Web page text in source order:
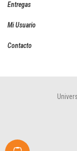
Entregas
Mi Usuario
Contacto